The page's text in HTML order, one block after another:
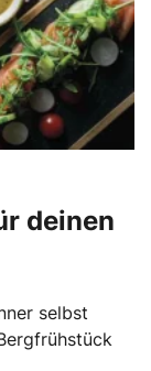
deinen
selbst